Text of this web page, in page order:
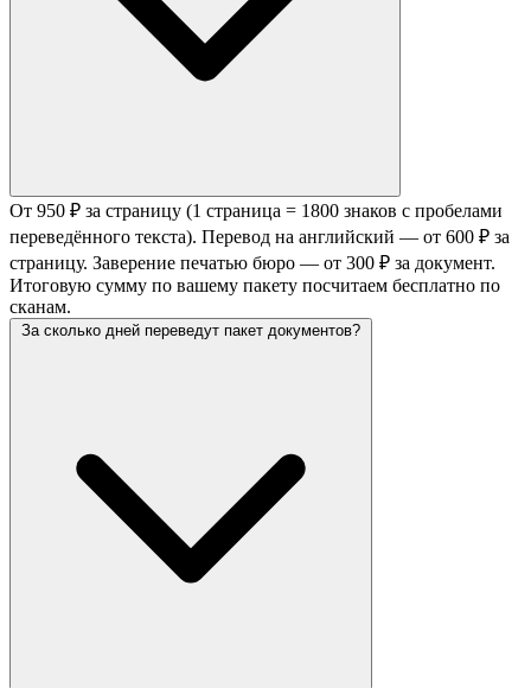
От 950 ₽ за страницу (1 страница = 1800 знаков с пробелами
переведённого текста). Перевод на английский — от 600 ₽ за
страницу. Заверение печатью бюро — от 300 ₽ за документ.
Итоговую сумму по вашему пакету посчитаем бесплатно по
сканам.
За сколько дней переведут пакет документов?